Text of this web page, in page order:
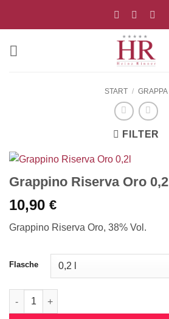
START / GRAPPA
FILTER
Grappino Riserva Oro 0,2l
10,90 €
Grappino Riserva Oro, 38% Vol.
Flasche
Grappino Riserva Oro 0,2l Menge